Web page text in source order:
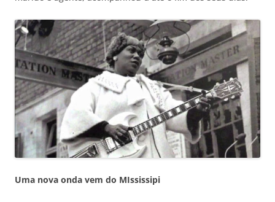
Uma nova onda vem do MIssissipi